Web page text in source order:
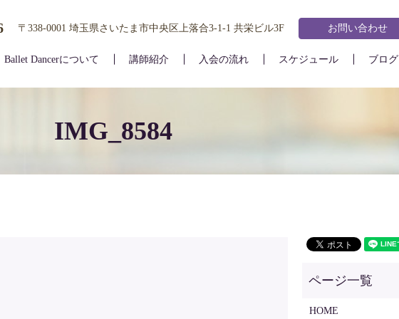
Ballet Dancerについて 講師紹介 入会の流れ スケジュール ブログ
〒338-0001 埼玉県さいたま市中央区上落合3-1-1 共栄ビル3F お問い合わせ
IMG_8584
HOME